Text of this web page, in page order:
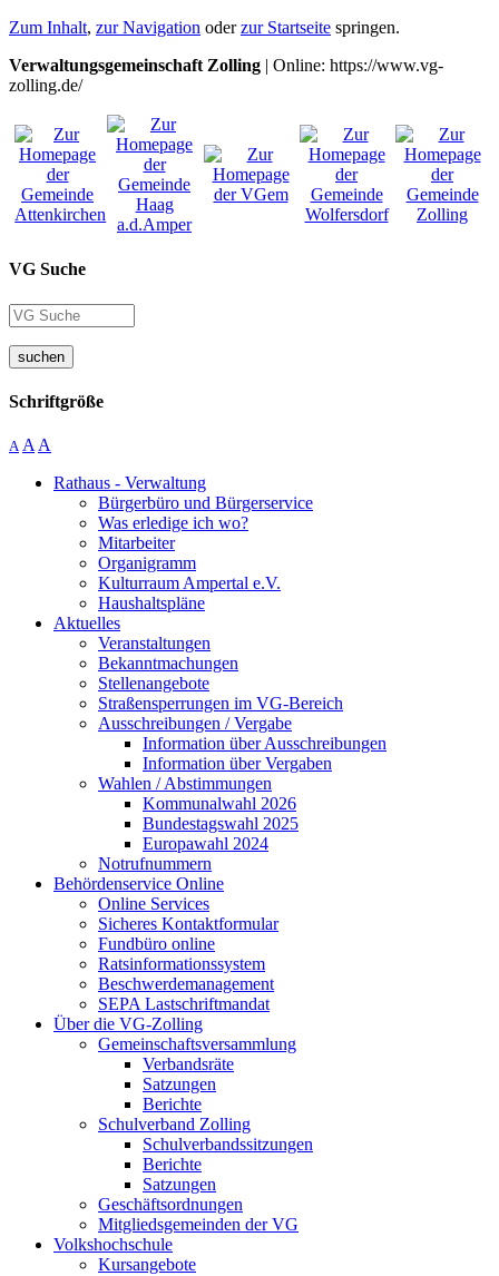
Zum Inhalt, zur Navigation oderzur Startseite springen.
Verwaltungsgemeinschaft Zolling | Online: https://www.vg-
zolling.de/
VG Suche
suchen
Schriftgröße
A A A
Rathaus - Verwaltung
Bürgerbüro und Bürgerservice
Was erledige ich wo?
Mitarbeiter
Organigramm
Kulturraum Ampertal e.V.
Haushaltspläne
Aktuelles
Veranstaltungen
Bekanntmachungen
Stellenangebote
Straßensperrungen im VG-Bereich
Ausschreibungen / Vergabe
Information über Ausschreibungen
Information über Vergaben
Wahlen / Abstimmungen
Kommunalwahl 2026
Bundestagswahl 2025
Europawahl 2024
Notrufnummern
Behördenservice Online
Online Services
Sicheres Kontaktformular
Fundbüro online
Ratsinformationssystem
Beschwerdemanagement
SEPA Lastschriftmandat
Über die VG-Zolling
Gemeinschaftsversammlung
Verbandsräte
Satzungen
Berichte
Schulverband Zolling
Schulverbandssitzungen
Berichte
Satzungen
Geschäftsordnungen
Mitgliedsgemeinden der VG
Volkshochschule
Kursangebote